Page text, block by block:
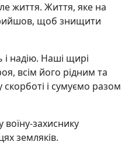
життя. Життя, яке на
щоб знищити
і надію. Наші щирі
всім його рідним та
і сумуємо разом
захиснику
земляків.